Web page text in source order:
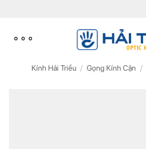
content
Kính Hải Triều / Gọng Kính Cận /